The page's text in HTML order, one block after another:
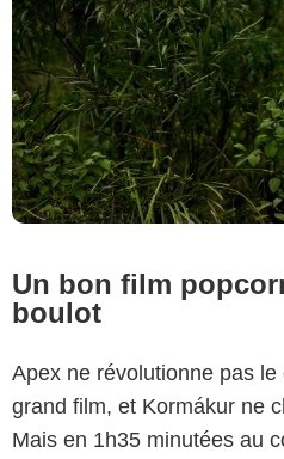
Un bon film
boulot
Apex ne révolutionne pas le
grand film, et Kormákur ne
Mais en 1h35 minutées au